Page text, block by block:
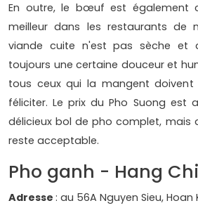
En outre, le bœuf est également
meilleur dans les restaurants de
viande cuite n'est pas sèche et
toujours une certaine douceur et
tous ceux qui la mangent
féliciter. Le prix du Pho Suong est
délicieux bol de pho complet, mais
reste acceptable.
Pho ganh - Hang
Adresse : au 56A Nguyen Sieu, Hoan